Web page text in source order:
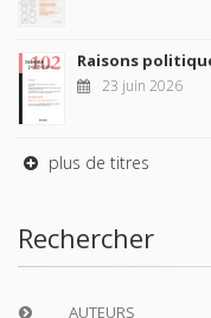
Raisons
23 juin 2026
plus de titres
Rechercher
AUTEURS